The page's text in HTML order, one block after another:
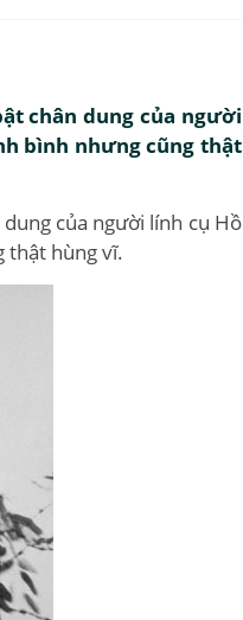
chân dung của người
bình nhưng cũng thật
của người lính cụ Hồ
thật hùng vĩ.